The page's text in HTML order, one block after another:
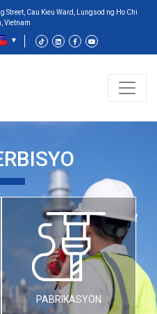
Street, Cau Kieu Ward, Lungsod ng Ho Chi
Vietnam
PABRIKASYON